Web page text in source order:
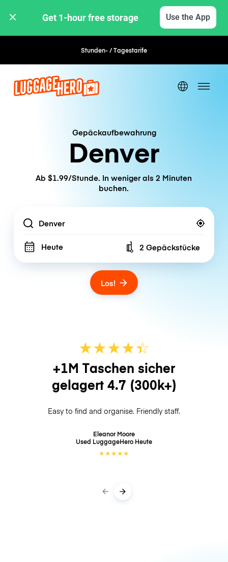
Get 1-hour free storage Use the App
Stunden- / TagestarifeFlexible Buchung
Gepäckaufbewahrung
Denver
Ab $1.99/Stunde. In weniger als 2 Minuten
buchen.
Location
Heute Number of bags
2 Gepäckstücke
Los!
★★★★☆
★
+1M Taschen sicher
gelagert 4.7 (300k+)
Easy to find and organise. Friendly staff.
Eleanor Moore
Used LuggageHero Heute
★★★★★